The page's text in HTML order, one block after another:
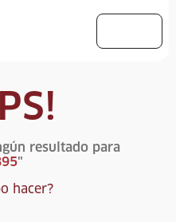
resultado para
"
hacer?